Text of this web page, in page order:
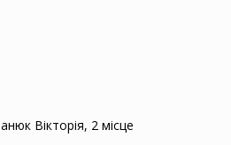
Вікторія, 2 місце